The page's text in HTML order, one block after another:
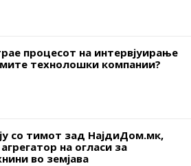
процесот на интервјуирање
технолошки компании?
со тимот зад НајдиДом.мк,
на огласи за
во земјава